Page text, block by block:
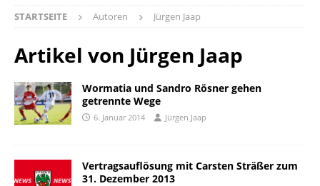
STARTSEITE Autoren Jürgen Jaap
Artikel von Jürgen Jaap
Wormatia und Sandro Rösner gehen
getrennte Wege
6. Januar 2014 Jürgen Jaap
Vertragsauflösung mit Carsten Sträßer zum
31. Dezember 2013